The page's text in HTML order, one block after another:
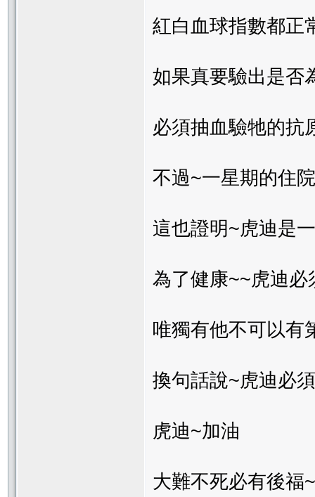
紅白血球指數都正
如果真要驗出是否
必須抽血驗牠的抗
不過~一星期的住
這也證明~虎迪是
為了健康~~虎迪
唯獨有他不可以有
換句話說~虎迪必
虎迪~加油
大難不死必有後福